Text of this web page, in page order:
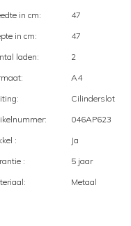
in cm:
47
in cm:
47
laden:
2
A4
Cilinderslot
046AP623
:
Ja
:
5 jaar
Metaal